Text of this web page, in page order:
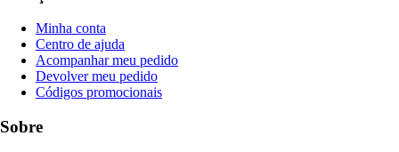
Minha conta
Centro de ajuda
Acompanhar meu pedido
Devolver meu pedido
Códigos promocionais
Sobre